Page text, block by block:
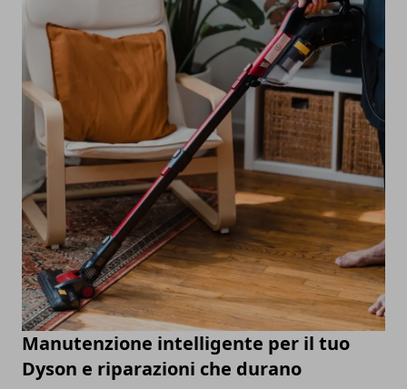
Manutenzione intelligente per il tuo
Dyson e riparazioni che durano